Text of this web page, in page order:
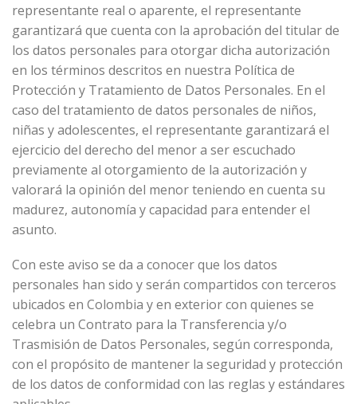
representante real o aparente, el representante
garantizará que cuenta con la aprobación del titular de
los datos personales para otorgar dicha autorización
en los términos descritos en nuestra Política de
Protección y Tratamiento de Datos Personales. En el
caso del tratamiento de datos personales de niños,
niñas y adolescentes, el representante garantizará el
ejercicio del derecho del menor a ser escuchado
previamente al otorgamiento de la autorización y
valorará la opinión del menor teniendo en cuenta su
madurez, autonomía y capacidad para entender el
asunto.
Con este aviso se da a conocer que los datos
personales han sido y serán compartidos con terceros
ubicados en Colombia y en exterior con quienes se
celebra un Contrato para la Transferencia y/o
Trasmisión de Datos Personales, según corresponda,
con el propósito de mantener la seguridad y protección
de los datos de conformidad con las reglas y estándares